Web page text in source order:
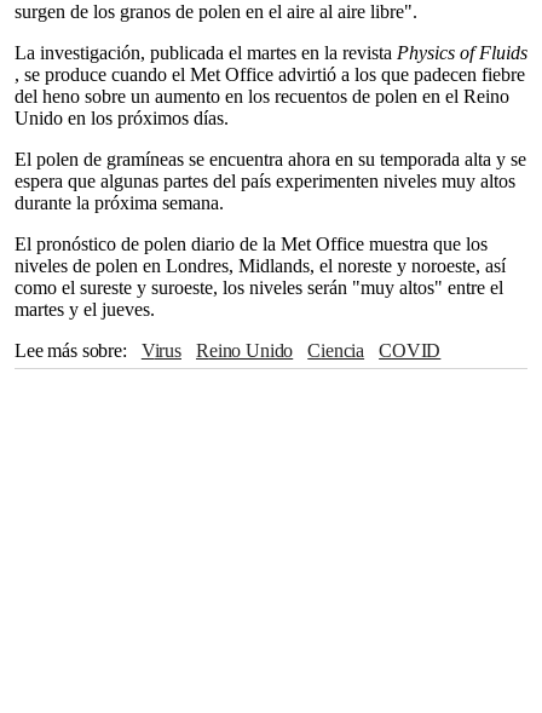
surgen de los granos de polen en el aire al aire libre".
La investigación, publicada el martes en la revista Physics of Fluids
, se produce cuando el Met Office advirtió a los que padecen fiebre
del heno sobre un aumento en los recuentos de polen en el Reino
Unido en los próximos días.
El polen de gramíneas se encuentra ahora en su temporada alta y se
espera que algunas partes del país experimenten niveles muy altos
durante la próxima semana.
El pronóstico de polen diario de la Met Office muestra que los
niveles de polen en Londres, Midlands, el noreste y noroeste, así
como el sureste y suroeste, los niveles serán "muy altos" entre el
martes y el jueves.
Lee más sobre
Virus Reino Unido ciencia
COVID